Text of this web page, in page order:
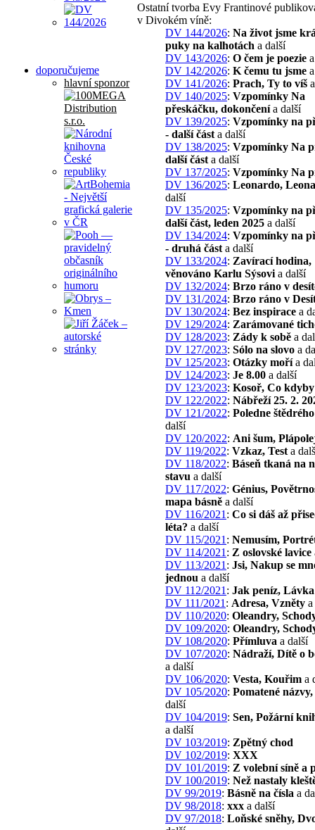
doporučujeme
hlavní sponzor
Ostatní tvorba Evy Frantinové
v Divokém víně:
DV 144/2026: Na život jsme
puky na kalhotách a další
DV 143/2026: O čem je poezie
DV 142/2026: K čemu tu jsme
DV 141/2026: Prach, Ty to víš
DV 140/2025: Vzpomínky Na
přeskáčku, dokončenía další
DV 139/2025: Vzpomínky na
- další část a další
DV 138/2025: Vzpomínky Na
další část a další
DV 137/2025: Vzpomínky Na
DV 136/2025: Leonardo,
další
DV 135/2025: Vzpomínky na
další část, leden 2025 a další
DV 134/2024: Vzpomínky na
- druhá část a další
DV 133/2024: Zavírací hodina,
věnováno Karlu Sýsovi a další
DV 132/2024: Brzo ráno v
DV 131/2024: Brzo ráno v
DV 130/2024: Bez inspirace a
DV 129/2024: Zarámované
DV 128/2023: Zády k sobě a
DV 127/2023: Sólo na slovo a
DV 125/2023: Otázky mořía
DV 124/2023: Je 8.00 a další
DV 123/2023: Kosoř, Co kdyby
DV 122/2022: Nábřeží 25. 2.
DV 121/2022: Poledne
další
DV 120/2022: Ani šum,
DV 119/2022: Vzkaz, Test a
DV 118/2022: Báseň tkaná na
stavu a další
DV 117/2022: Génius,
mapa básně a další
DV 116/2021 : Co si dáš až
léta? a další
DV 115/2021 : Nemusím,
DV 114/2021 : Z oslovské lavice
DV 113/2021 : Jsi, Nakup se
jednou a další
DV 112/2021 : Jak peníz, Lávka
DV 111/2021 : Adresa, Vzněty
DV 110/2020: Oleandry,
DV 109/2020: Oleandry,
DV 108/2020: Přímluva a další
DV 107/2020: Nádraží, Dítě o
a další
DV 106/2020: Vesta, Kouřim a
DV 105/2020: Pomatené názvy,
další
DV 104/2019: Sen, Požární
a další
DV 103/2019: Zpětný chod
DV 102/2019: XXX
DV 101/2019: Z volební síně a
DV 100/2019: Než nastaly
DV 99/2019: Básně na čísla a
DV 98/2018: xxx a další
DV 97/2018: Loňské sněhy,